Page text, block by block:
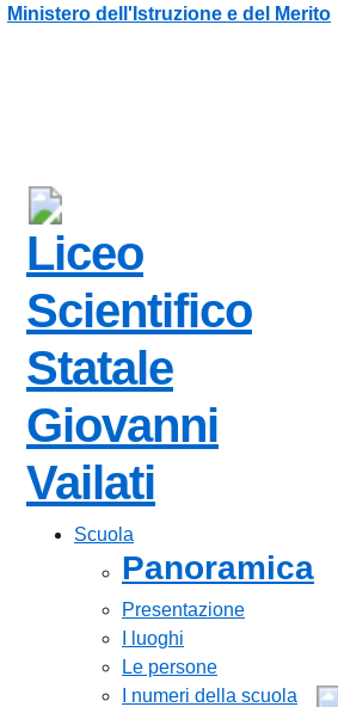
Vai ai contenuti
Vai al menu di navigazione
Vai al footer
Ministero dell'Istruzione e del Merito
Liceo
Scientifico
Statale
Giovanni
Vailati
Scuola
Panoramica
Presentazione
I luoghi
Le persone
I numeri della scuola